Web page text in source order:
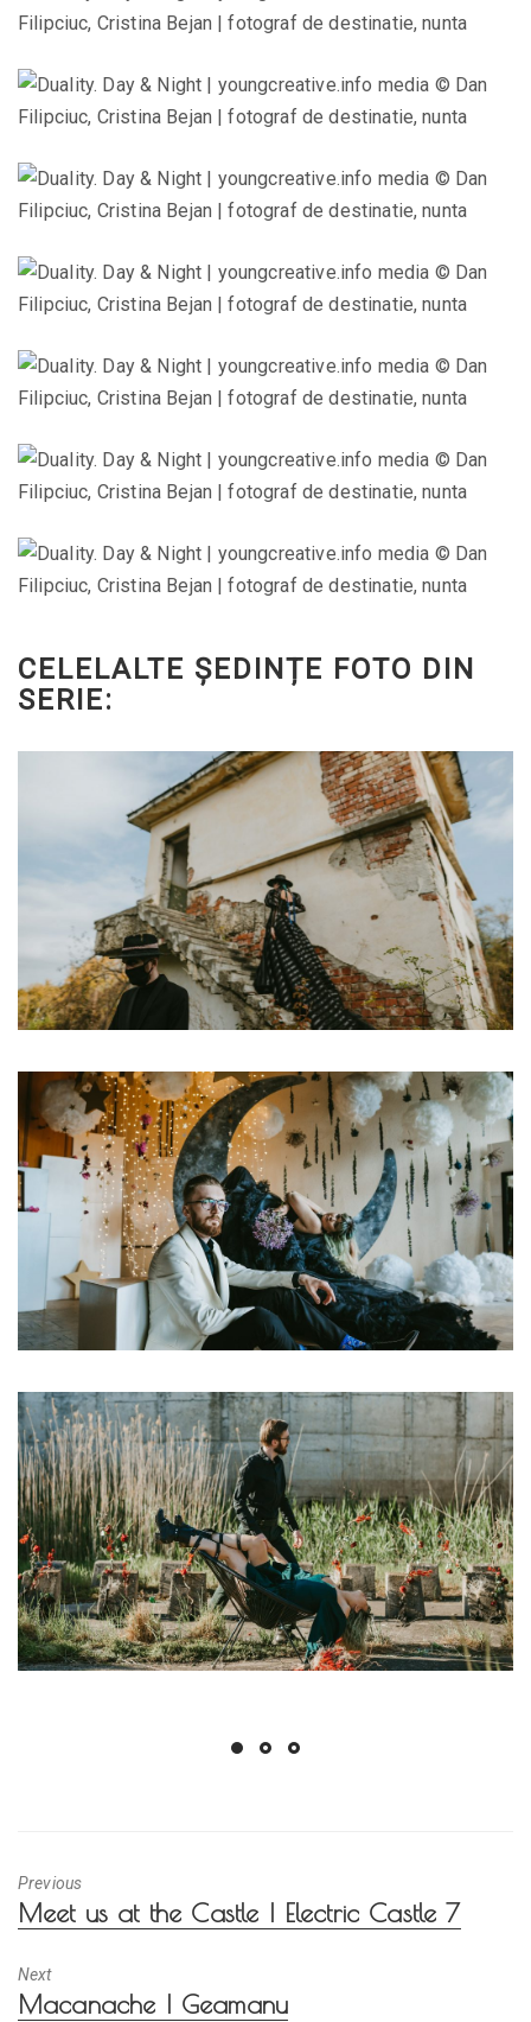
CELELALTE ȘEDINȚE FOTO DIN
SERIE:
Duality | Ghost Photoshoot Trend
Duality. Day & Night
Duality: Contemporary Gothic
Previous
Previous
Meet us at the Castle | Electric Castle 7
Next
Next
Macanache | Geamanu